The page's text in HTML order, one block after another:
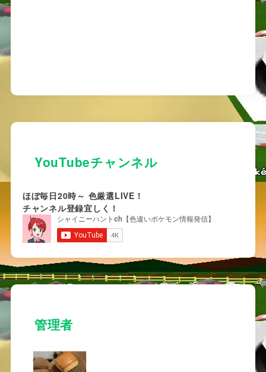
YouTubeチャンネル
ほぼ毎日20時～ 色厳選LIVE！
チャンネル登録宜しく！
管理者